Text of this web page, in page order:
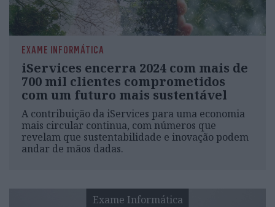
EXAME INFORMÁTICA
iServices encerra 2024 com mais de
700 mil clientes comprometidos
com um futuro mais sustentável
A contribuição da iServices para uma economia
mais circular continua, com números que
revelam que sustentabilidade e inovação podem
andar de mãos dadas.
Exame Informática